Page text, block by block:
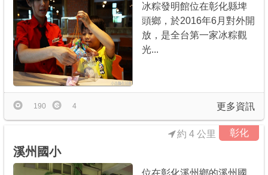
冰粽發明館位在彰化縣埤
頭鄉，於2016年6月對外開
放，是全台第一家冰粽觀
光...
更多資訊
190 4
彰化
約 4 公里
溪州國小